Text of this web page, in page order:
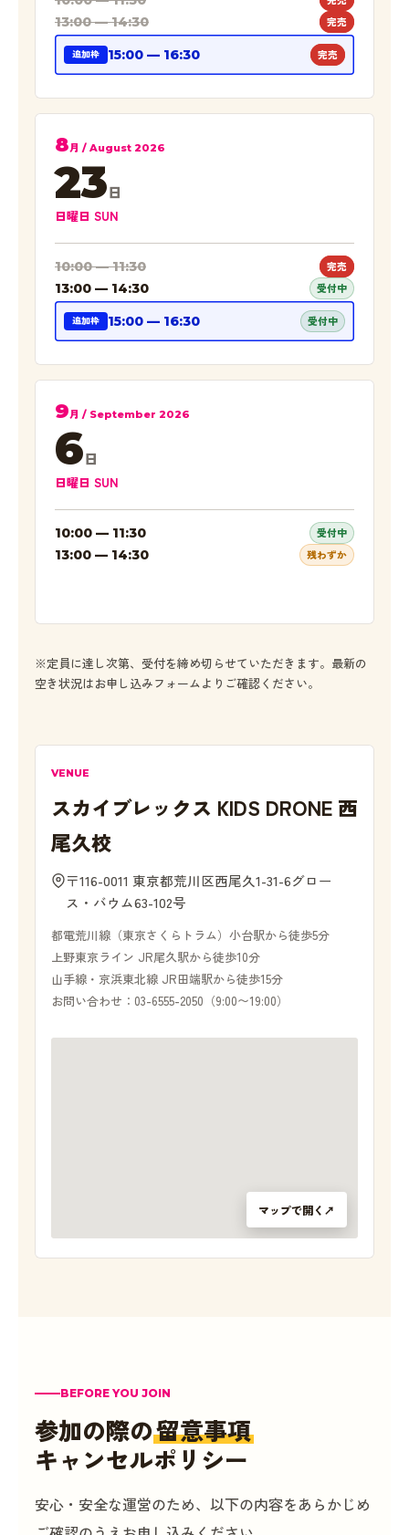
13:00 — 14:30 完売
追加枠 15:00 — 16:30 完売
8月 / August 2026
23日
日曜日 SUN
10:00 — 11:30 完売
13:00 — 14:30 受付中
追加枠 15:00 — 16:30 受付中
9月 / September 2026
6日
日曜日 SUN
10:00 — 11:30 受付中
13:00 — 14:30 残わずか
※定員に達し次第、受付を締め切らせていただきます。最新の
空き状況はお申し込みフォームよりご確認ください。
VENUE
スカイブレックス KIDS DRONE 西
尾久校
〒116-0011 東京都荒川区西尾久1-31-6グロー
ス・バウム63-102号
都電荒川線（東京さくらトラム）小台駅から徒歩5分
上野東京ライン JR尾久駅から徒歩10分
山手線・京浜東北線 JR田端駅から徒歩15分
お問い合わせ：03-6555-2050（9:00〜19:00）
マップで開く ↗
BEFORE YOU JOIN
参加の際の留意事項
キャンセルポリシー
安心・安全な運営のため、以下の内容をあらかじめ